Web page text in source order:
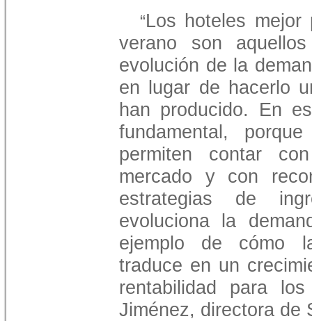
“Los hoteles mejor
verano son
evolución de la
en lugar de hacerlo
han producido. En
fundamental,
permiten contar
mercado y con
estrategias de
evoluciona la
ejemplo de cómo
traduce en un
rentabilidad para los
Jiménez, directora de